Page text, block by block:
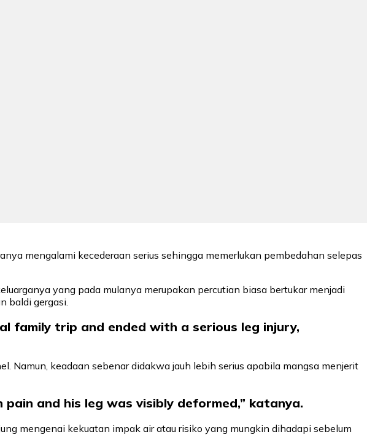
mengalami kecederaan serius sehingga memerlukan pembedahan selepas
yang pada mulanya merupakan percutian biasa bertukar menjadi
baldi gergasi.
family trip and ended with a serious leg injury,
Namun, keadaan sebenar didakwa jauh lebih serius apabila mangsa menjerit
and his leg was visibly deformed,” katanya.
mengenai kekuatan impak air atau risiko yang mungkin dihadapi sebelum